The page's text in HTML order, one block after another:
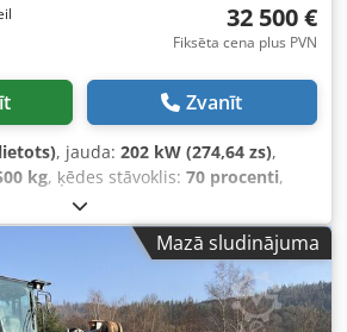
32 500 €
Fiksēta cena plus PVN
Zvanīt
, jauda: 202 kW (274,64 zs),
kg, ķēdes stāvoklis: 70 procenti,
, darbības stundas:
, CASE CX330 Ražošanas
Rm Rsi Ejck Darba stundu skaits:
Gaisa kondicionieris Radio
sistēma Standarta izbūves izbūme
m Pilna hidrauliskā sistēma
Mazā sludinājuma